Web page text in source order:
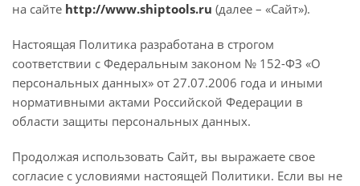
на сайте http://www.shiptools.ru (далее – «Сайт»).
Настоящая Политика разработана в строгом
соответствии с Федеральным законом № 152-ФЗ «О
персональных данных» от 27.07.2006 года и иными
нормативными актами Российской Федерации в
области защиты персональных данных.
Продолжая использовать Сайт, вы выражаете свое
согласие с условиями настоящей Политики. Если вы не